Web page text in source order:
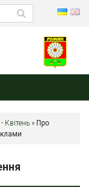
Квітень » Про